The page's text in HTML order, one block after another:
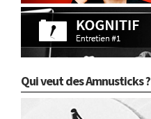
Qui veut des Amnusticks ?